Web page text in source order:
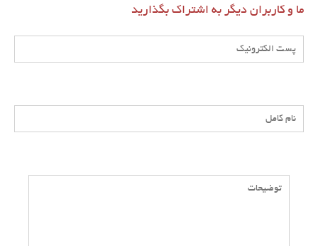
ما و کاربران دیگر به اشتراک بگذارید